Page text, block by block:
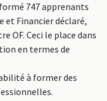
747 apprenants
et Financier déclaré,
OF. Ceci le place dans
en termes de
à former des